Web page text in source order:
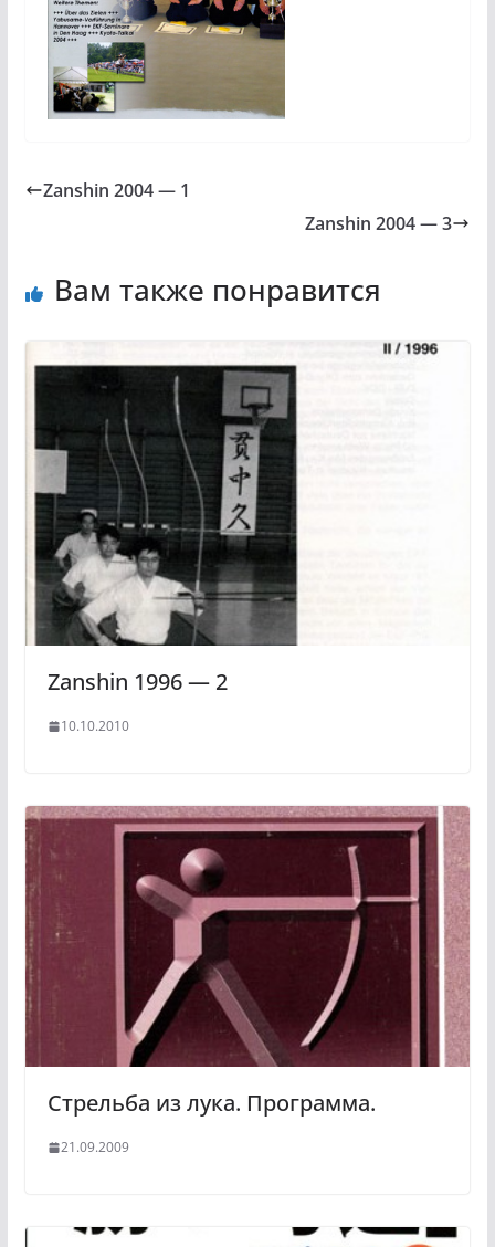
Zanshin 2004 — 1
Zanshin 2004 — 3
Вам также понравится
Zanshin 1996 — 2
10.10.2010
Стрельба из лука. Программа.
21.09.2009